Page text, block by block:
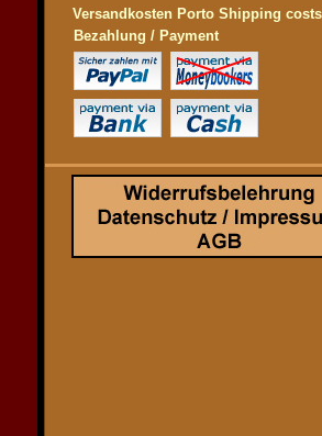
Versandkosten Porto Shipping costs
Bezahlung / Payment